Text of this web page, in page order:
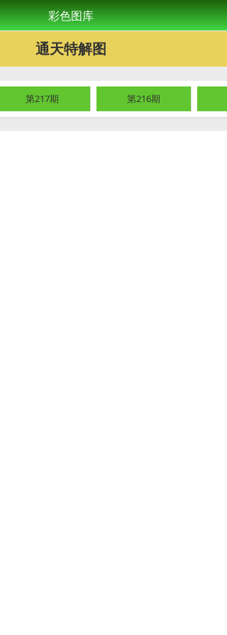
彩色图库
通天特解图
第217期 第216期